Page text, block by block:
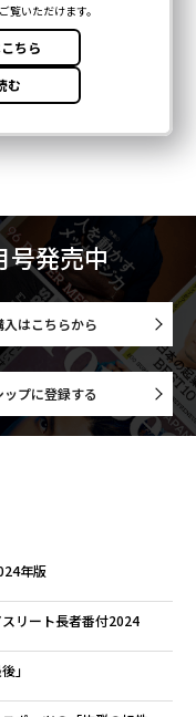
号発売中
はこちらから
ップに登録する
年版
リート長者番付2024
」